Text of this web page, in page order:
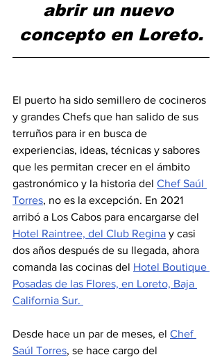
abrir un nuevo
concepto en Loreto.
El puerto ha sido semillero de cocineros
y grandes Chefs que han salido de sus
terruños para ir en busca de
experiencias, ideas, técnicas y sabores
que les permitan crecer en el ámbito
gastronómico y la historia del Chef Saúl
Torres, no es la excepción. En 2021
arribó a Los Cabos para encargarse del
Hotel Raintree, del Club Regina y casi
dos años después de su llegada, ahora
comanda las cocinas del Hotel Boutique
Posadas de las Flores, en Loreto, Baja
California Sur.
Desde hace un par de meses, el Chef
Saúl Torres, se hace cargo del